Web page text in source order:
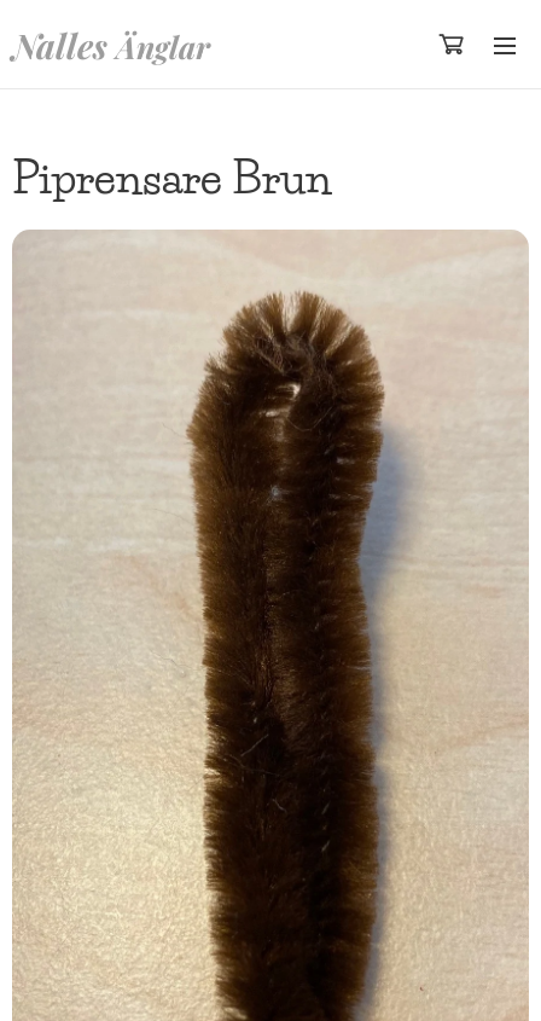
Nalles Änglar
Piprensare Brun